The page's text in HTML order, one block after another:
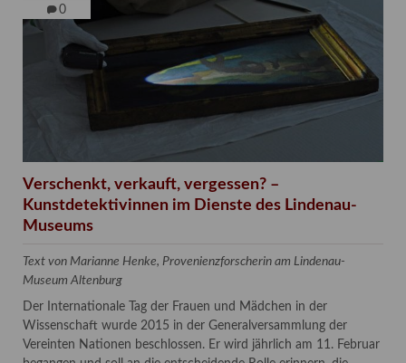
0
Verschenkt, verkauft, vergessen? –
Kunstdetektivinnen im Dienste des Lindenau-
Museums
Text von Marianne Henke, Provenienzforscherin am Lindenau-
Museum Altenburg
Der Internationale Tag der Frauen und Mädchen in der
Wissenschaft wurde 2015 in der Generalversammlung der
Vereinten Nationen beschlossen. Er wird jährlich am 11. Februar